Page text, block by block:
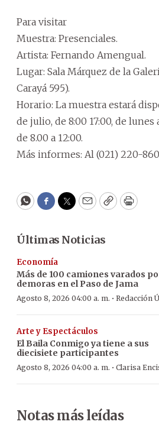
Para visitar
Muestra: Presenciales.
Artista: Fernando Amengual.
Lugar: Sala Márquez de la
Carayá 595).
Horario: La muestra estará
de julio, de 8:00 17:00, de lunes
de 8.00 a 12:00.
Más informes: Al (021) 220-
WhatsApp
Facebook
Twitter
EmailCopyPrint
Últimas Noticias
Economía
Más de 100 camiones varados
demoras en el Paso de Jama
Agosto 8, 2026 04:00 a. m. · Redacción
Arte y Espectáculos
El Baila Conmigo ya tiene a sus
diecisiete participantes
Agosto 8, 2026 04:00 a. m. · Clarisa
Notas más leídas